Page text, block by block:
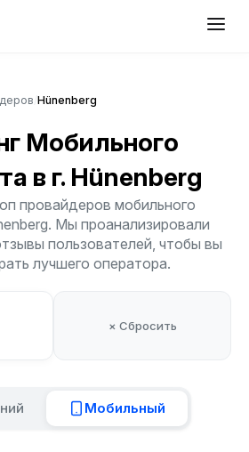
Hünenberg
Мобильного
в г. Hünenberg
провайдеров мобильного
Мы проанализировали
пользователей, чтобы вы
лучшего оператора.
× Сбросить
Мобильный